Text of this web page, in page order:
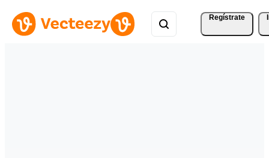
Regístrate